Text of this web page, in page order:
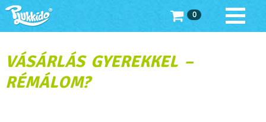
0
VÁSÁRLÁS GYEREKKEL –
RÉMÁLOM?